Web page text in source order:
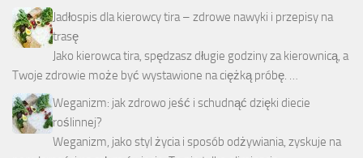
Jadłospis dla kierowcy tira – zdrowe nawyki i przepisy na
trasę
Jako kierowca tira, spędzasz długie godziny za kierownicą, a
Twoje zdrowie może być wystawione na ciężką próbę. …
Weganizm: jak zdrowo jeść i schudnąć dzięki diecie
roślinnej?
Weganizm, jako styl życia i sposób odżywiania, zyskuje na